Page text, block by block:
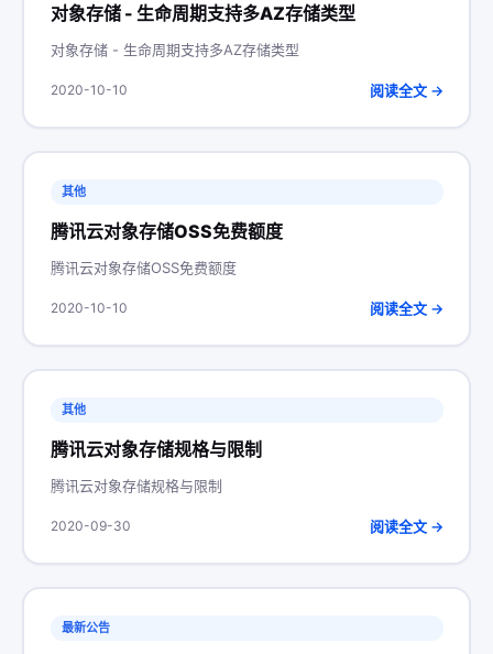
对象存储 - 生命周期支持多AZ存储类型
对象存储 - 生命周期支持多AZ存储类型
2020-10-10 阅读全文 →
其他
腾讯云对象存储OSS免费额度
腾讯云对象存储OSS免费额度
2020-10-10 阅读全文 →
其他
腾讯云对象存储规格与限制
腾讯云对象存储规格与限制
2020-09-30 阅读全文 →
最新公告